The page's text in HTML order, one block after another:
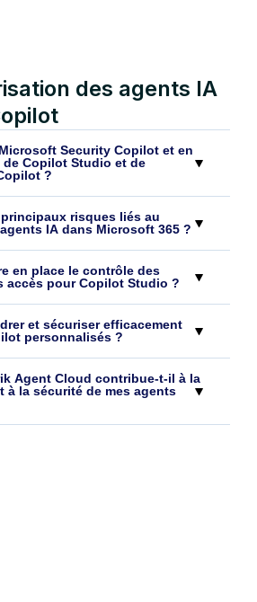
des agents IA
Security Copilot et en
Copilot Studio et de
?
risques liés au
IA dans Microsoft 365 ?
en place le contrôle des
accès pour Copilot Studio ?
et sécuriser efficacement
personnalisés ?
Agent Cloud contribue-t-il à la
à la sécurité de mes agents